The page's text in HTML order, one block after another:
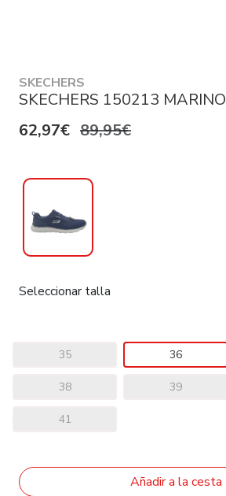
SKECHERS
SKECHERS 150213 MARINO
62,97€ 89,95€
Seleccionar talla
35 36
38 39
41